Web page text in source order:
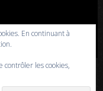
l’aviation
Contrôle aérien
de confidentialité
En continuant à
contrôler les cookies,